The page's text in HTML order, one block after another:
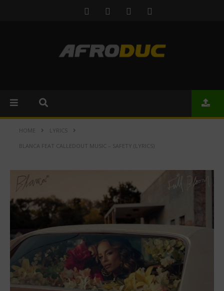
HOME LYRICS
BLANCA FEAT CALLEDOUT MUSIC – SAFETY (LYRICS)